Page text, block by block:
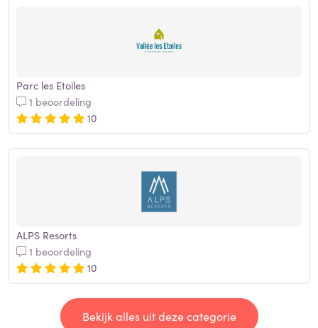
Parc les Etoiles
1 beoordeling
10
ALPS Resorts
1 beoordeling
10
Bekijk alles uit deze categorie